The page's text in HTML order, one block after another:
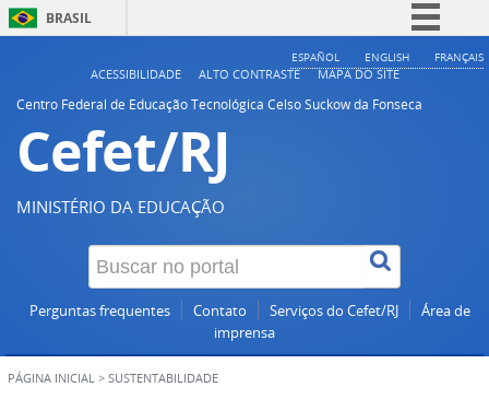
BRASIL
Simplifique!
ESPAÑOL ENGLISH FRANÇAIS
ACESSIBILIDADE ALTO CONTRASTE
MAPA DO SITE
Centro Federal de Educação Tecnológica Celso Suckow da Fonseca
Cefet/RJ
MINISTÉRIO DA EDUCAÇÃO
Perguntas frequentes Contato Serviços do Cefet/RJ
Área de
imprensa
PÁGINA INICIAL > SUSTENTABILIDADE